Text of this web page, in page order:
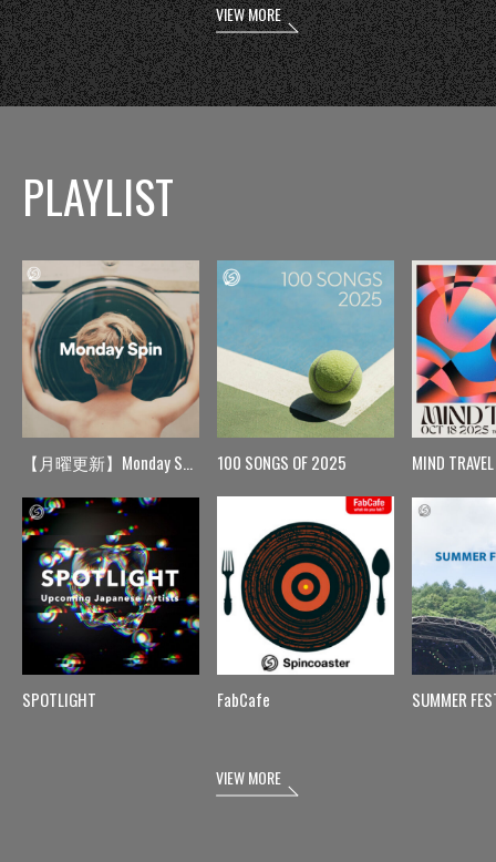
VIEW MORE
PLAYLIST
【月曜更新】Monday Spin
SPOTLIGHT
100 SONGS OF 2025
FabCafe
MIND TRAVEL
SUMMER
VIEW MORE